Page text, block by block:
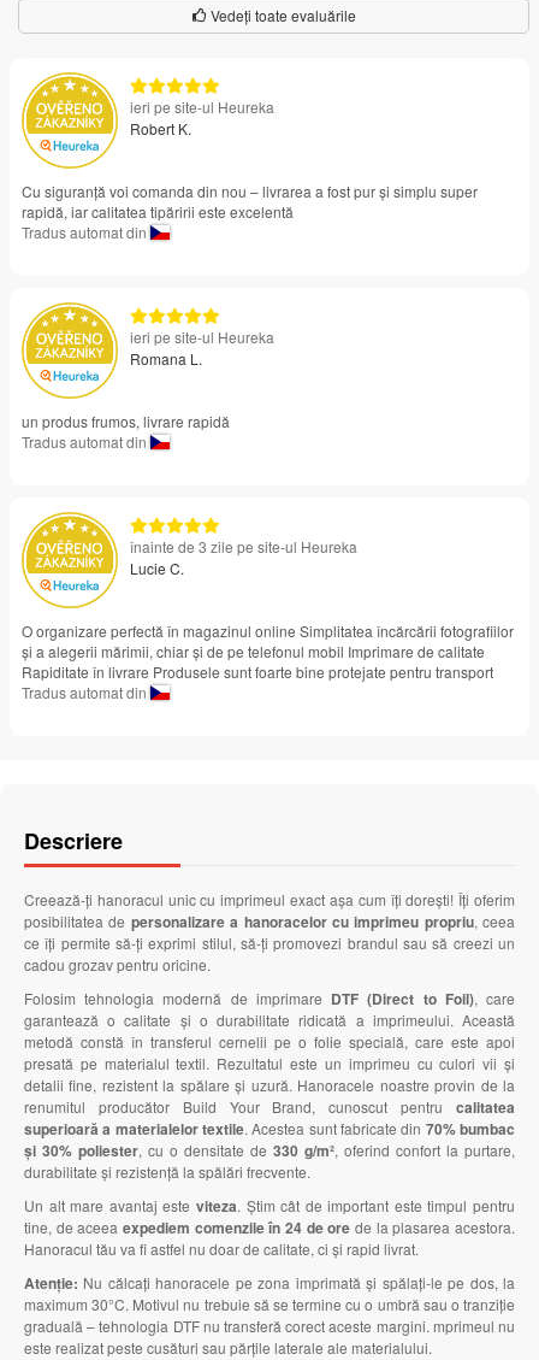
Vedeți toate evaluările
ieri pe site-ul Heureka
Robert K.
Cu siguranță voi comanda din nou – livrarea a fost pur și simplu super
rapidă, iar calitatea tipăririi este excelentă
Tradus automat din
ieri pe site-ul Heureka
Romana L.
un produs frumos, livrare rapidă
Tradus automat din
înainte de 3 zile pe site-ul Heureka
Lucie C.
O organizare perfectă în magazinul online Simplitatea încărcării fotografiilor
și a alegerii mărimii, chiar și de pe telefonul mobil Imprimare de calitate
Rapiditate în livrare Produsele sunt foarte bine protejate pentru transport
Tradus automat din
Descriere
Creează-ți hanoracul unic cu imprimeul exact așa cum îți dorești! Îți oferim
posibilitatea de personalizare a hanoracelor cu imprimeu propriu, ceea
ce îți permite să-ți exprimi stilul, să-ți promovezi brandul sau să creezi un
cadou grozav pentru oricine.
Folosim tehnologia modernă de imprimare DTF (Direct to Foil), care
garantează o calitate și o durabilitate ridicată a imprimeului. Această
metodă constă în transferul cernelii pe o folie specială, care este apoi
presată pe materialul textil. Rezultatul este un imprimeu cu culori vii și
detalii fine, rezistent la spălare și uzură. Hanoracele noastre provin de la
renumitul producător Build Your Brand, cunoscut pentru calitatea
superioară a materialelor textile. Acestea sunt fabricate din 70% bumbac
și 30% poliester, cu o densitate de 330 g/m², oferind confort la purtare,
durabilitate și rezistență la spălări frecvente.
Un alt mare avantaj este viteza. Știm cât de important este timpul pentru
tine, de aceea expediem comenzile în 24 de ore de la plasarea acestora.
Hanoracul tău va fi astfel nu doar de calitate, ci și rapid livrat.
Atenție: Nu călcați hanoracele pe zona imprimată și spălați-le pe dos, la
maximum 30°C. Motivul nu trebuie să se termine cu o umbră sau o tranziție
graduală – tehnologia DTF nu transferă corect aceste margini. mprimeul nu
este realizat peste cusături sau părțile laterale ale materialului.